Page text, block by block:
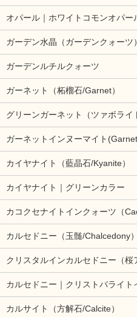
オパール｜ホワイトコモンオパー
ガーデン水晶（ガーデンクォーツ）
ガーデンルチルクォーツ
ガーネット（柘榴石/Garnet）
グリーンガーネット（ツァボライ
ガーネットインヌーマイト
カイヤナイト（藍晶石/Kyanite）
カイヤナイト｜グリーンカラー
カコクセナイトインクォーツ（
カルセドニー（玉髄/Chalcedony）
クリスタルインカルセドニー（桜
カルセドニー｜クリストバライト
カルサイト（方解石/Calcite）